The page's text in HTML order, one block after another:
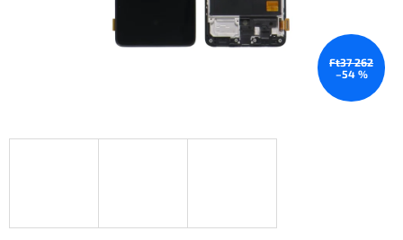
Ft37 262
–54 %